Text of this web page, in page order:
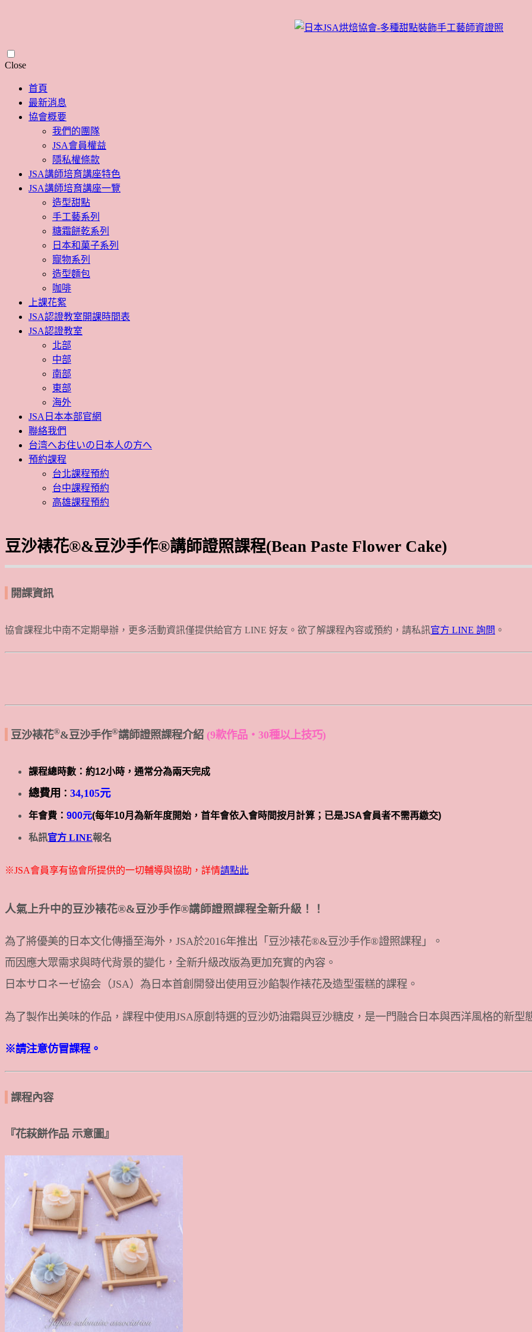
CloseSkip
content
首頁
最新消息
協會概要
我們的團隊
JSA會員權益
隱私權條款
JSA講師培育講座特色
JSA講師培育講座一覽
造型甜點
手工藝系列
糖霜餅乾系列
日本和菓子系列
寵物系列
造型麵包
咖啡
上課花絮
JSA認證教室開課時間表
JSA認證教室
北部
中部
南部
東部
海外
JSA日本本部官網
聯絡我們
台湾へお住いの日本人の方へ
預約課程
台北課程預約
台中課程預約
高雄課程預約
豆沙裱花®&豆沙手作®講師證照課程(Bean Paste Flower Cake)
開課資訊
協會課程北中南不定期舉辦，更多活動資訊僅提供給官方 LINE 好友。欲了解課程內容或預約，請私訊官方 LINE 詢問 。
豆沙裱花®&豆沙手作®講師證照課程介紹 (9款作品・30種以上技巧)
課程總時數：約12小時，通常分為兩天完成
總費用 ： 34,105元
年會費： 900元(每年10月為新年度開始，首年會依入會時間按月計算；已是JSA會員者不需再繳交)
私訊官方 LINE報名
※JSA會員享有協會所提供的一切輔導與協助，詳情請點此
人氣上升中的豆沙裱花®&豆沙手作®講師證照課程全新升級！！
為了將優美的日本文化傳播至海外，JSA於2016年推出「豆沙裱花®&豆沙手作®證照課程」。
而因應大眾需求與時代背景的變化，全新升級改版為更加充實的內容。
日本サロネーゼ協会（JSA）為日本首創開發出使用豆沙餡製作裱花及造型蛋糕的課程。
為了製作出美味的作品，課程中使用JSA原創特選的豆沙奶油霜與豆沙糖皮，是一門融合日本與西洋風格的新型
※請注意仿冒課程。
課程內容
『花萩餅作品 示意圖』